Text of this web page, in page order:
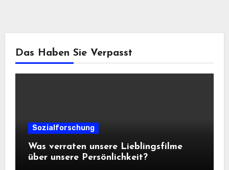
Das Haben Sie Verpasst
Sozialforschung
Was verraten unsere Lieblingsfilme
über unsere Persönlichkeit?